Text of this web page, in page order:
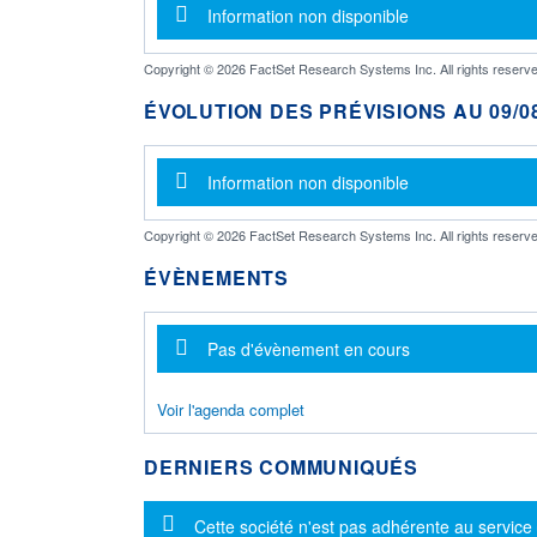
Message d'information
Information non disponible
Copyright © 2026 FactSet Research Systems Inc. All rights
ÉVOLUTION DES PRÉVISIONS AU 09/
Message d'information
Information non disponible
Copyright © 2026 FactSet Research Systems Inc. All rights
ÉVÈNEMENTS
Message d'information
Pas d'évènement en cours
Voir l'agenda complet
DERNIERS COMMUNIQUÉS
Message d'information
Cette société n'est pas adhérente au service